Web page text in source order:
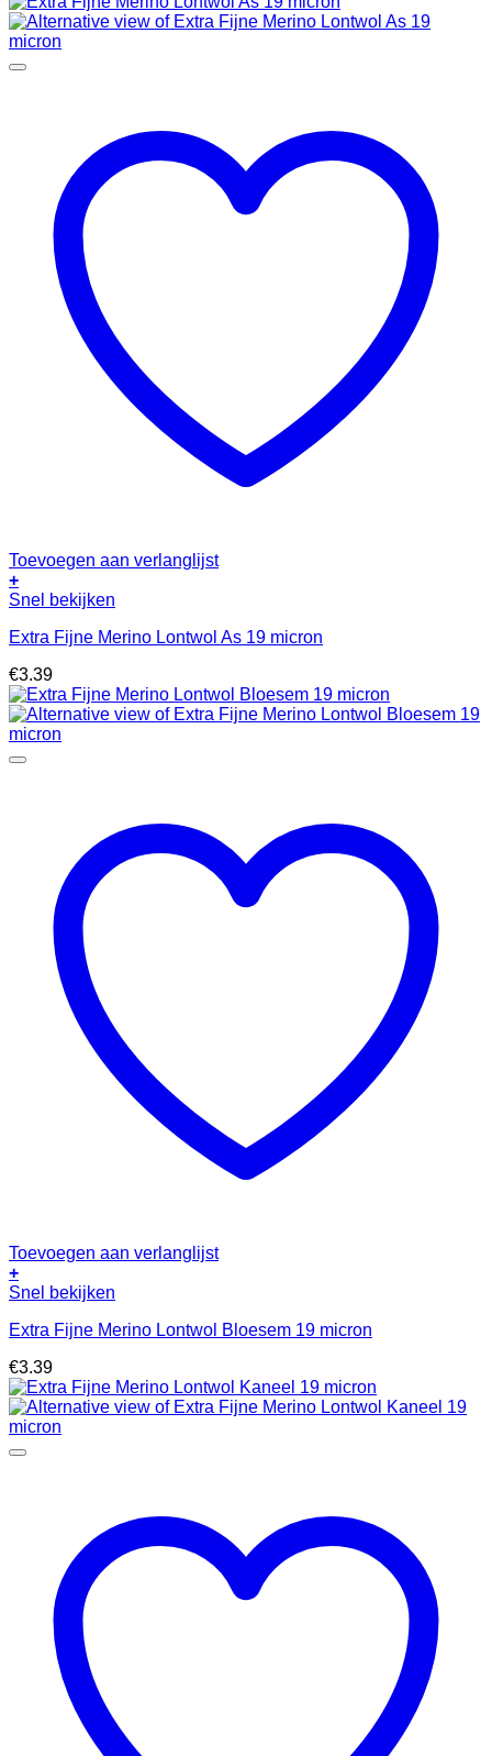
Toevoegen aan verlanglijst
+
Snel bekijken
Extra Fijne Merino Lontwol As 19 micron
€3.39
Toevoegen aan verlanglijst
+
Snel bekijken
Extra Fijne Merino Lontwol Bloesem 19 micron
€3.39